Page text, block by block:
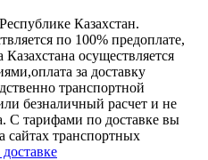
Казахстан.
по 100% предоплате,
Казахстана осуществляется
за доставку
транспортной
безналичный расчет и не
С тарифами по доставке вы
сайтах транспортных